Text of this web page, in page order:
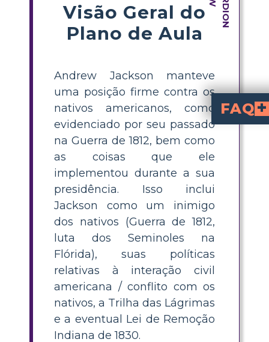
Visão Geral do
Plano de Aula
Andrew Jackson manteve
uma posição firme contra os
nativos americanos, como
evidenciado por seu passado
na Guerra de 1812, bem como
as coisas que ele
implementou durante a sua
presidência. Isso inclui
Jackson como um inimigo
dos nativos (Guerra de 1812,
luta dos Seminoles na
Flórida), suas políticas
relativas à interação civil
americana / conflito com os
nativos, a Trilha das Lágrimas
e a eventual Lei de Remoção
Indiana de 1830.
FAQ